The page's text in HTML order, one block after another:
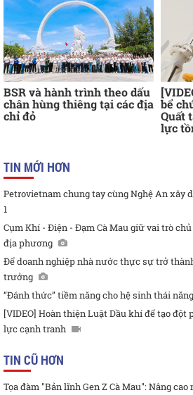
BSR và hành trình theo dấu
chân hùng thiêng tại các địa
chỉ đỏ
bể
Quất
lực
TIN MỚI HƠN
Petrovietnam chung tay cùng Nghệ An xây
1
Cụm Khí - Điện - Đạm Cà Mau giữ vai trò
địa phương
Để doanh nghiệp nhà nước thực sự trở
trưởng
“Đánh thức” tiềm năng cho hệ sinh thái
[VIDEO] Hoàn thiện Luật Dầu khí để tạo đột
lực cạnh tranh
TIN CŨ HƠN
Tọa đàm "Bản lĩnh Gen Z Cà Mau": Nâng